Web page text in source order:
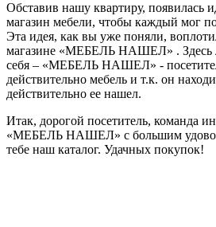
Обставив нашу квартиру, появилась
магазин мебели, чтобы каждый мог
Эта идея, как вы уже поняли,
магазине «МЕБЕЛЬ НАШЕЛ» . Здесь
себя – «МЕБЕЛЬ НАШЕЛ» -
действительно мебель и т.к. он
действительно ее нашел.
Итак, дорогой посетитель, команда
«МЕБЕЛЬ НАШЕЛ» с большим
тебе наш каталог. Удачных покупок!